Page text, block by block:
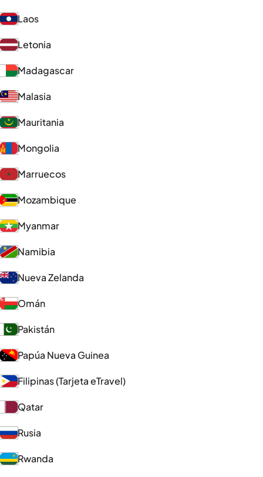
Laos
Letonia
Madagascar
Malasia
Mauritania
Mongolia
Marruecos
Mozambique
Myanmar
Namibia
Nueva Zelanda
Omán
Pakistán
Papúa Nueva Guinea
Filipinas (Tarjeta eTravel)
Qatar
Rusia
Rwanda